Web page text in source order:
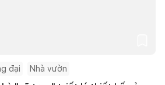
đại Nhà vườn